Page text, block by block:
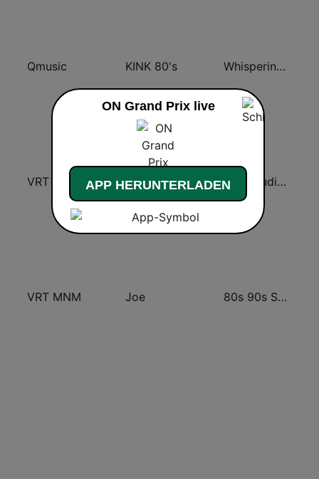
Qmusic KINK 80's Whisperings: Solo Piano Radio
VRT Klara Continuo KINK 90's VRT Studio Brussel
VRT MNM Joe 80s 90s Super Pop Hits
ON Grand Prix live
APP HERUNTERLADEN